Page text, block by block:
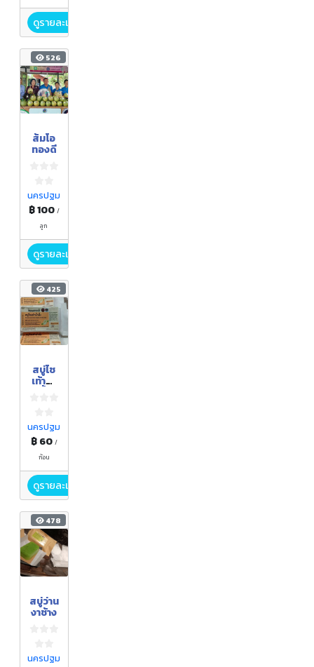
ดูรายละเอียด
526
ส้มโอ
ทองดี
นครปฐม
฿ 100 /
ลูก
ดูรายละเอียด
425
สบู่ไช
เท้าน้ำ
นครปฐม
฿ 60 /
ก้อน
ดูรายละเอียด
478
สบู่ว่าน
งาช้าง
นครปฐม